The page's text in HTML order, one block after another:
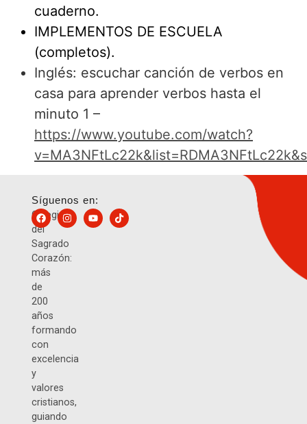
cuaderno.
IMPLEMENTOS DE ESCUELA
(completos).
Inglés: escuchar canción de verbos en
casa para aprender verbos hasta el
minuto 1 –
https://www.youtube.com/watch?
Colegio
del
Sagrado
Corazón:
más
de
200
años
formando
con
excelencia
y
valores
cristianos,
guiando
Síguenos en: